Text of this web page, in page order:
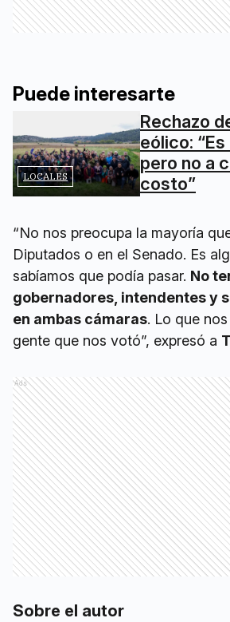
Puede interesarte
LOCALES
Rechazo
eólico:
pero no a
costo”
“No nos preocupa la mayoría
Diputados o en el Senado. Es
sabíamos que podía pasar. No
gobernadores, intendentes y
en ambas cámaras. Lo que
gente que nos votó”, expresó a
Ads
Sobre el autor